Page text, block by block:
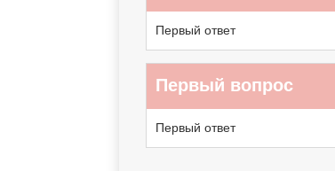
Первый ответ
Первый вопрос
Первый ответ